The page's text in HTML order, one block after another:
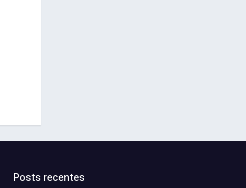
Posts recentes